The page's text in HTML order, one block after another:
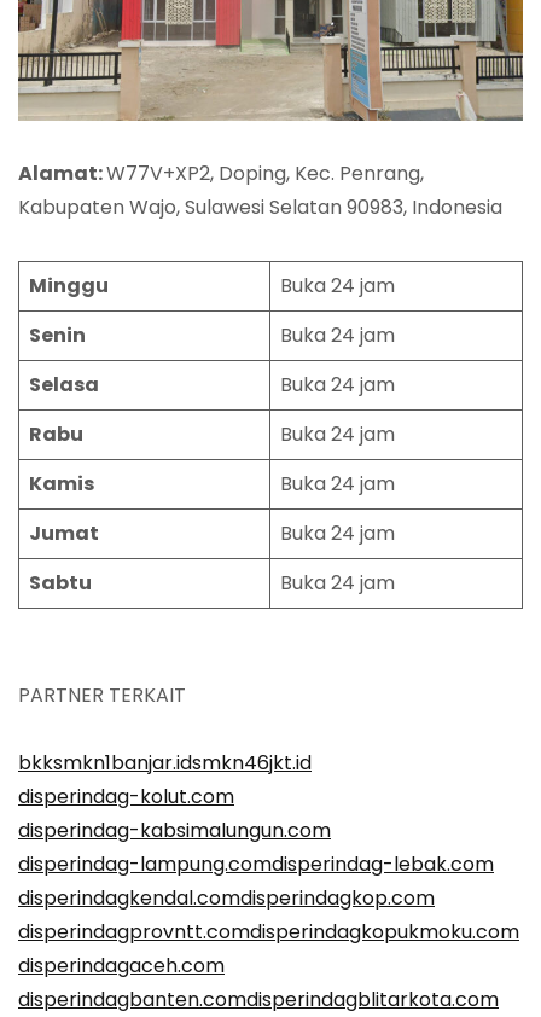
Alamat:W77V+XP2, Doping, Kec. Penrang,
Kabupaten Wajo, Sulawesi Selatan 90983, Indonesia
Minggu
Buka 24 jam
Senin
Buka 24 jam
Selasa
Buka 24 jam
Rabu
Buka 24 jam
Kamis
Buka 24 jam
Jumat
Buka 24 jam
Sabtu
Buka 24 jam
PARTNER TERKAIT
bkksmkn1banjar.idsmkn46jkt.id
disperindag-kolut.com
disperindag-kabsimalungun.com
disperindag-lampung.comdisperindag-lebak.com
disperindagkendal.comdisperindagkop.com
disperindagprovntt.comdisperindagkopukmoku.com
disperindagaceh.com
disperindagbanten.comdisperindagblitarkota.com